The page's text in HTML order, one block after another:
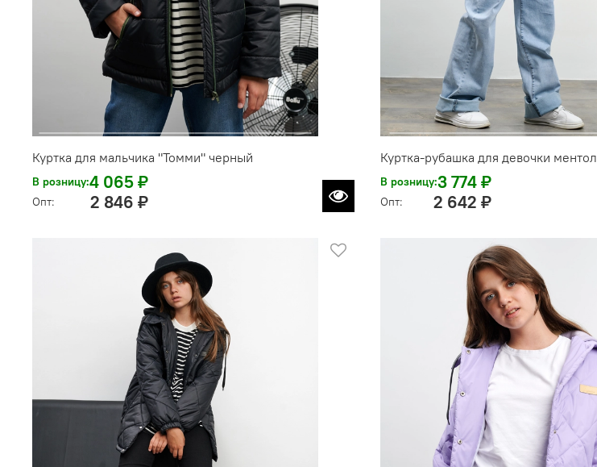
Куртка для мальчика "Томми" черный
В розницу:4 065 ₽
Опт: 2 846 ₽
Куртка-рубашка для девочки ментол
В розницу:3 774 ₽
Опт: 2 642 ₽